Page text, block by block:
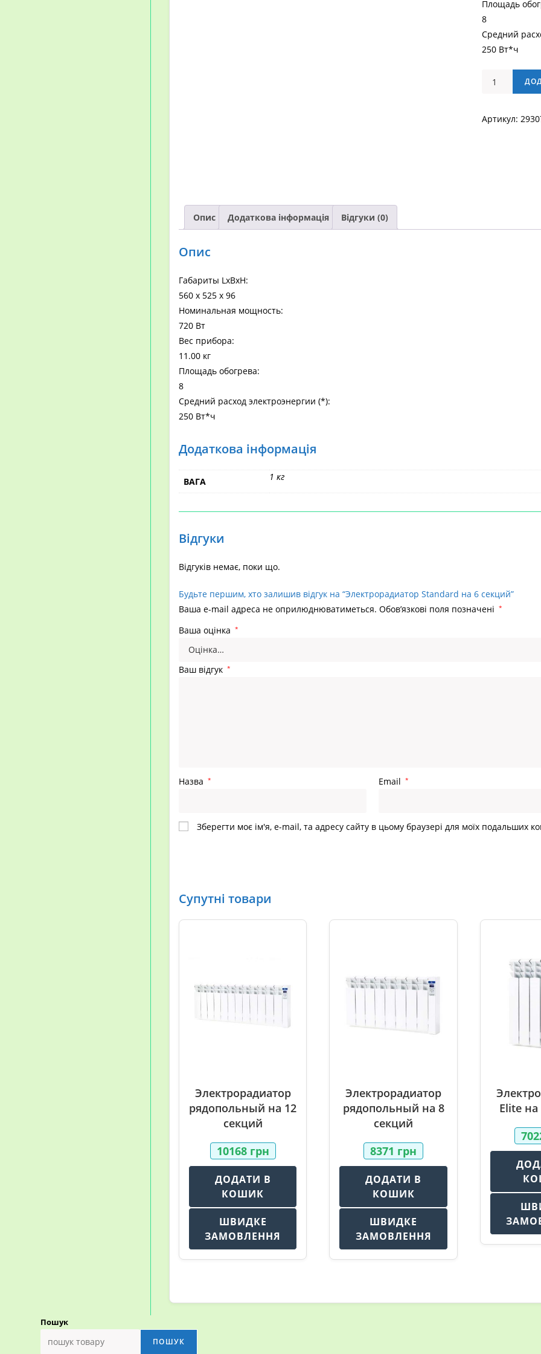
Площадь
8
Средний
250 Вт*ч
Standard
6
Артикул:
Опис Додаткова інформація Відгуки (0)
Опис
Габариты LхBхH:
560 x 525 x 96
Номинальная мощность:
720 Вт
Вес прибора:
11.00 кг
Площадь обогрева:
8
Средний расход электроэнергии (*):
250 Вт*ч
Додаткова інформація
ВАГА 1 кг
Відгуки
Відгуків немає, поки що.
Будьте першим, хто залишив відгук на “Электрорадиатор Standard на 6 секций”
Ваша e-mail адреса не оприлюднюватиметься. Обов’язкові поля позначені *
Ваша оцінка *
Ваш відгук *
Назва * Email *
Зберегти моє ім'я, e-mail, та адресу сайту в цьому браузері для моїх подальших
Супутні товари
Электрорадиатор
рядопольный на 12
секций
10168 грн
ДОДАТИ В
КОШИК
ШВИДКЕ
ЗАМОВЛЕННЯ
Электрорадиатор
рядопольный на 8
секций
8371 грн
ДОДАТИ В
КОШИК
ШВИДКЕ
ЗАМОВЛЕННЯ
Elite
Пошук
ПОШУК